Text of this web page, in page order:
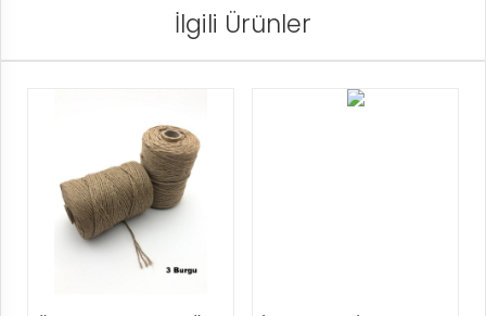
İlgili Ürünler